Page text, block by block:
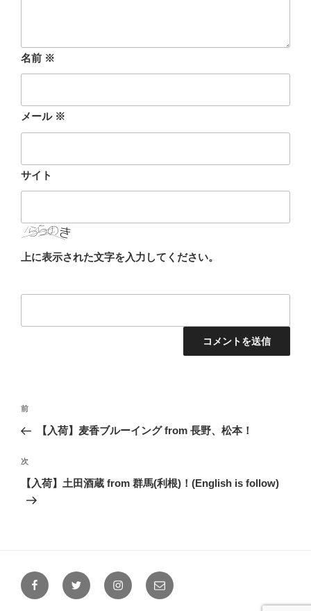
名前 ※
メール ※
サイト
上に表示された文字を入力してください。
投
ナ
ビ
ゲ
ー
前
の
稿
前
【入荷】麦香ブルーイング from 長野、松本！
次
の
次
【入荷】土田酒蔵 from 群馬(利根)！(English is follow)
FacebookTwitter Instagramメ
ー